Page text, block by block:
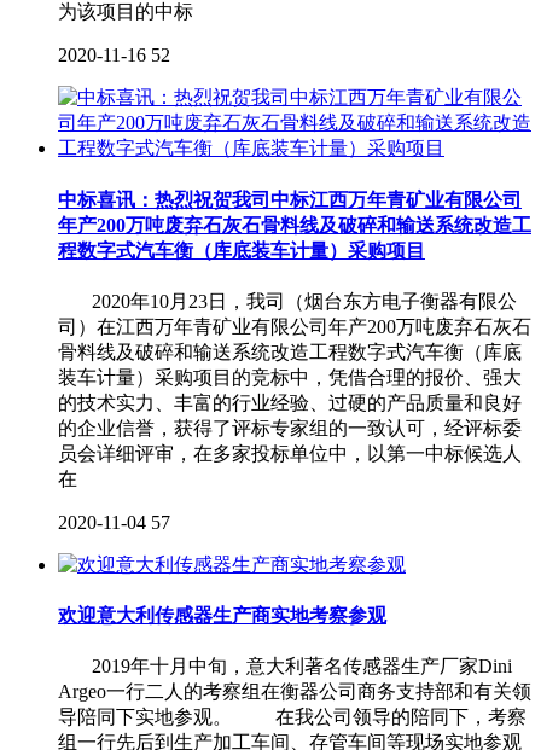
为该项目的中标
2020-11-16 52
中标喜讯：热烈祝贺我司中标江西万年青矿业有限公司
年产200万吨废弃石灰石骨料线及破碎和输送系统改造工
程数字式汽车衡（库底装车计量）采购项目
2020年10月23日，我司（烟台东方电子衡器有限公
司）在江西万年青矿业有限公司年产200万吨废弃石灰石
骨料线及破碎和输送系统改造工程数字式汽车衡（库底
装车计量）采购项目的竞标中，凭借合理的报价、强大
的技术实力、丰富的行业经验、过硬的产品质量和良好
的企业信誉，获得了评标专家组的一致认可，经评标委
员会详细评审，在多家投标单位中，以第一中标候选人
在
2020-11-04 57
欢迎意大利传感器生产商实地考察参观
2019年十月中旬，意大利著名传感器生产厂家Dini
Argeo一行二人的考察组在衡器公司商务支持部和有关领
导陪同下实地参观。 在我公司领导的陪同下，考察
组一行先后到生产加工车间、存管车间等现场实地参观